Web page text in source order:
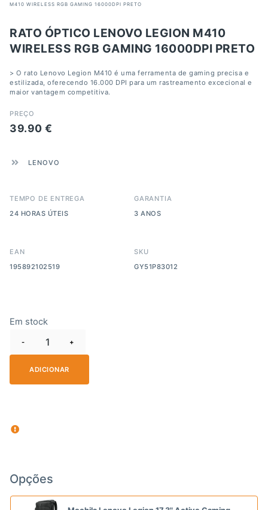
M410 WIRELESS RGB GAMING 16000DPI PRETO
RATO ÓPTICO LENOVO LEGION M410
WIRELESS RGB GAMING 16000DPI PRETO
> O rato Lenovo Legion M410 é uma ferramenta de gaming precisa e
estilizada, oferecendo 16.000 DPI para um rastreamento excecional e
maior vantagem competitiva.
PREÇO
39.90 €
LENOVO
TEMPO DE ENTREGA
24 HORAS ÚTEIS
GARANTIA
3 ANOS
EAN
195892102519
SKU
GY51P83012
Em stock
- +
ADICIONAR
Opções